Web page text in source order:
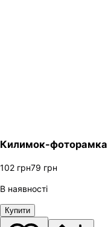
Килимок-фоторамка
102 грн79 грн
В наявності
Купити